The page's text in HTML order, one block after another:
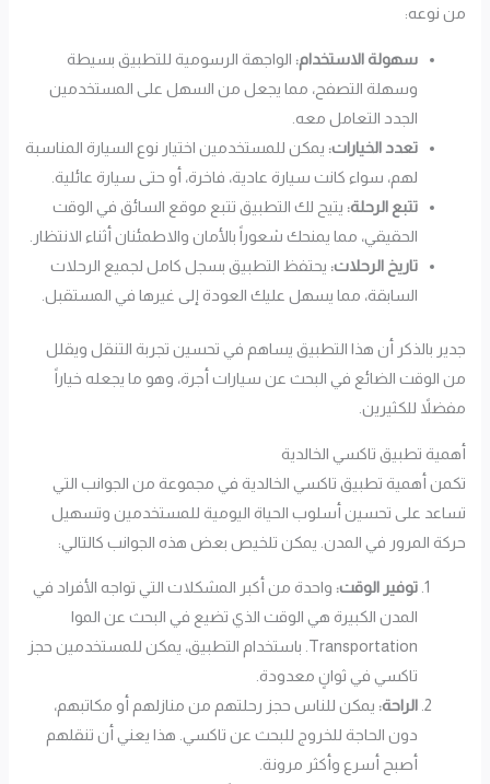
من نوعه:
سهولة الاستخدام: الواجهة الرسومية للتطبيق بسيطة
وسهلة التصفح، مما يجعل من السهل على المستخدمين
الجدد التعامل معه.
تعدد الخيارات: يمكن للمستخدمين اختيار نوع السيارة المناسبة
لهم، سواء كانت سيارة عادية، فاخرة، أو حتى سيارة عائلية.
تتبع الرحلة: يتيح لك التطبيق تتبع موقع السائق في الوقت
الحقيقي، مما يمنحك شعوراً بالأمان والاطمئنان أثناء الانتظار.
تاريخ الرحلات: يحتفظ التطبيق بسجل كامل لجميع الرحلات
السابقة، مما يسهل عليك العودة إلى غيرها في المستقبل.
جدير بالذكر أن هذا التطبيق يساهم في تحسين تجربة التنقل ويقلل
من الوقت الضائع في البحث عن سيارات أجرة، وهو ما يجعله خياراً
مفضلاً للكثيرين.
أهمية تطبيق تاكسي الخالدية
تكمن أهمية تطبيق تاكسي الخالدية في مجموعة من الجوانب التي
تساعد على تحسين أسلوب الحياة اليومية للمستخدمين وتسهيل
حركة المرور في المدن. يمكن تلخيص بعض هذه الجوانب كالتالي:
توفير الوقت: واحدة من أكبر المشكلات التي تواجه الأفراد في
المدن الكبيرة هي الوقت الذي تضيع في البحث عن الموا
Transportation. باستخدام التطبيق، يمكن للمستخدمين حجز
تاكسي في ثوانٍ معدودة.
الراحة: يمكن للناس حجز رحلتهم من منازلهم أو مكاتبهم،
دون الحاجة للخروج للبحث عن تاكسي. هذا يعني أن تنقلهم
أصبح أسرع وأكثر مرونة.